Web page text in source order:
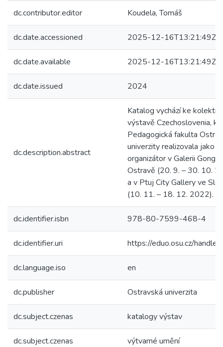
dc.contributor.editor Koudela, Tomáš
dc.date.accessioned 2025-12-16T13:21:49Z
dc.date.available 2025-12-16T13:21:49Z
dc.date.issued 2024
dc.description.abstract
Katalog vychází ke
výstavě Czechoslovenia,
Pedagogická fakulta
univerzity realizovala jako
organizátor v Galerii Gong v
Ostravě (20. 9. – 30. 10.
a v Ptuj City Gallery ve
(10. 11. – 18. 12. 2022).
dc.identifier.isbn 978-80-7599-468-4
dc.identifier.uri https://eduo.osu.cz/
dc.language.iso en
dc.publisher Ostravská univerzita
dc.subject.czenas katalogy výstav
dc.subject.czenas výtvarné umění